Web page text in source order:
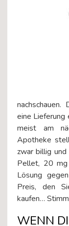
eine
meist am
Apotheke
zwar billig
Pellet, 20
Lösung
Preis, den
kaufen…
WENN